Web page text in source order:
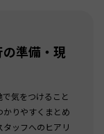
準備・現
気をつけること
かりやすくまとめ
ッフへのヒアリ